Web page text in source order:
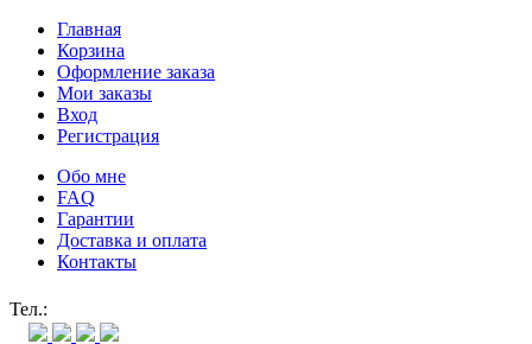
Главная
Корзина
Оформление заказа
Мои заказы
Вход
Регистрация
Обо мне
FAQ
Гарантии
Доставка и оплата
Контакты
Тел.: